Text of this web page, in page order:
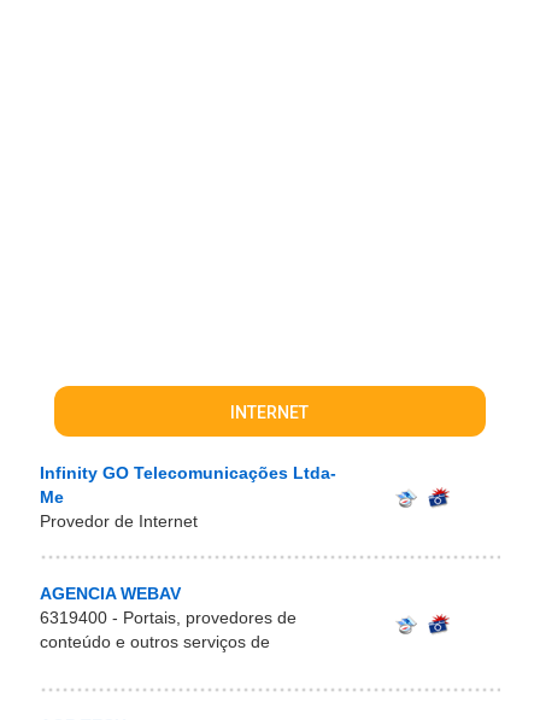
INTERNET
Infinity GO Telecomunicações Ltda-
Me
Provedor de Internet
AGENCIA WEBAV
6319400 - Portais, provedores de
conteúdo e outros serviços de